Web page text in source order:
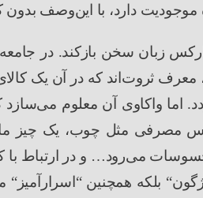
دارد، با اینوصف بدون
زبان سخن بازکند. در جامعه
معرف ثروت اند که در آن یک
اما واکاوی آن معلوم میسازد
مصرفی مثل چوب، یک چیز
میرود… و در ارتباط
“ بلکه همچنین“ اسرارآمیز“